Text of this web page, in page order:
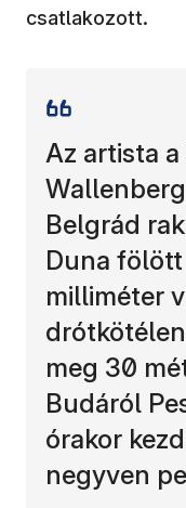
csatlakozott.
Az artista
Belgrád
Duna
milliméter
meg 30
Budáról
órakor
negyven